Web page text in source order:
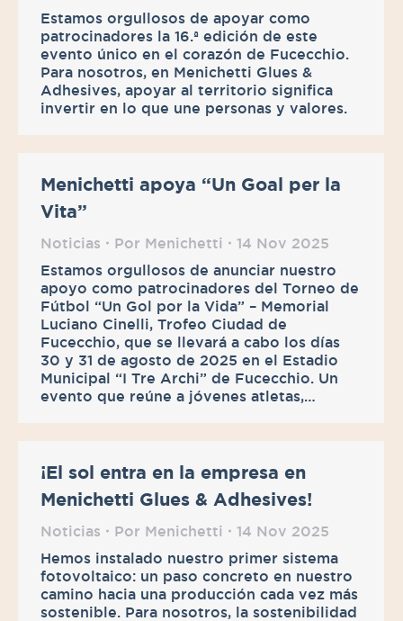
Estamos orgullosos de apoyar como
patrocinadores la 16.ª edición de este
evento único en el corazón de Fucecchio.
Para nosotros, en Menichetti Glues &
Adhesives, apoyar al territorio significa
invertir en lo que une personas y valores.
Menichetti apoya “Un Goal per la
Vita”
Noticias Por Menichetti
14 Nov 2025
Estamos orgullosos de anunciar nuestro
apoyo como patrocinadores del Torneo de
Fútbol “Un Gol por la Vida” – Memorial
Luciano Cinelli, Trofeo Ciudad de
Fucecchio, que se llevará a cabo los días
30 y 31 de agosto de 2025 en el Estadio
Municipal “I Tre Archi” de Fucecchio. Un
evento que reúne a jóvenes atletas,…
¡El sol entra en la empresa en
Menichetti Glues & Adhesives!
Noticias Por Menichetti
14 Nov 2025
Hemos instalado nuestro primer sistema
fotovoltaico: un paso concreto en nuestro
camino hacia una producción cada vez más
sostenible. Para nosotros, la sostenibilidad